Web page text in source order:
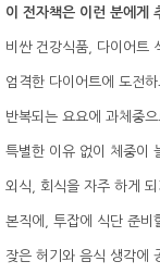
이 전자책은 이런 분에게
비싼 건강식품, 다이어트
엄격한 다이어트에 도전
반복되는 요요에 과체중
특별한 이유 없이 체중이
외식, 회식을 자주 하게
본직에, 투잡에 식단 준비
잦은 허기와 음식 생각에